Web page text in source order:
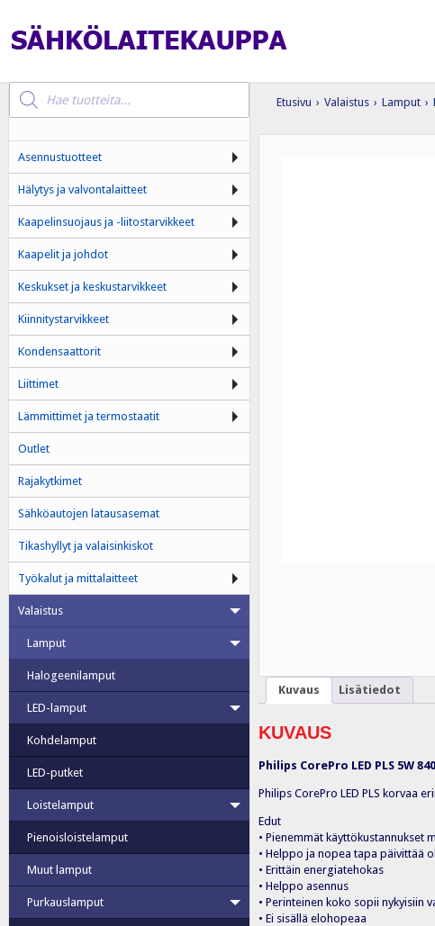
Etusivu › Valaistus › Lamput ›
Kuvaus Lisätiedot
KUVAUS
Philips CorePro LED PLS 5W
Philips CorePro LED PLS korvaa
Edut
• Pienemmät käyttökustannukset
• Helppo ja nopea tapa päivittää
• Erittäin energiatehokas
• Helppo asennus
• Perinteinen koko sopii nykyisiin
• Ei sisällä elohopeaa
Products
search
Asennustuotteet
Hälytys ja valvontalaitteet
Kaapelinsuojaus ja -liitostarvikkeet
Kaapelit ja johdot
Keskukset ja keskustarvikkeet
Kiinnitystarvikkeet
Kondensaattorit
Liittimet
Lämmittimet ja termostaatit
Outlet
Rajakytkimet
Sähköautojen latausasemat
Tikashyllyt ja valaisinkiskot
Työkalut ja mittalaitteet
Valaistus
Lamput
Halogeenilamput
LED-lamput
Kohdelamput
LED-putket
Loistelamput
Pienoisloistelamput
Muut lamput
Purkauslamput